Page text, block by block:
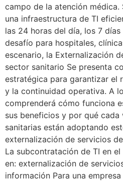
campo de la atención médica.
una infraestructura de TI
las 24 horas del día, los 7
desafío para hospitales,
escenario, la Externalización
sector sanitario Se presenta
estratégica para garantizar el
y la continuidad operativa. A
comprenderá cómo funciona
sus beneficios y por qué
sanitarias están adoptando
externalización de servicios
La subcontratación de TI en
en: externalización de
información Para una